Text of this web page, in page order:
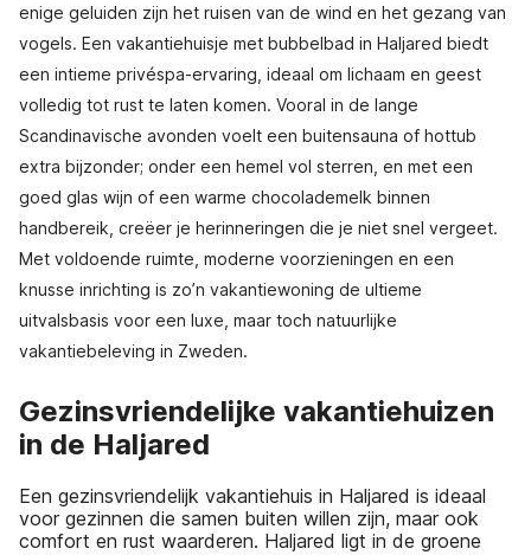
enige geluiden zijn het ruisen van de wind en het gezang van
vogels. Een vakantiehuisje met bubbelbad in Haljared biedt
een intieme privéspa-ervaring, ideaal om lichaam en geest
volledig tot rust te laten komen. Vooral in de lange
Scandinavische avonden voelt een buitensauna of hottub
extra bijzonder; onder een hemel vol sterren, en met een
goed glas wijn of een warme chocolademelk binnen
handbereik, creëer je herinneringen die je niet snel vergeet.
Met voldoende ruimte, moderne voorzieningen en een
knusse inrichting is zo’n vakantiewoning de ultieme
uitvalsbasis voor een luxe, maar toch natuurlijke
vakantiebeleving in Zweden.
Gezinsvriendelijke vakantiehuizen
in de Haljared
Een gezinsvriendelijk vakantiehuis in Haljared is ideaal
voor gezinnen die samen buiten willen zijn, maar ook
comfort en rust waarderen. Haljared ligt in de groene